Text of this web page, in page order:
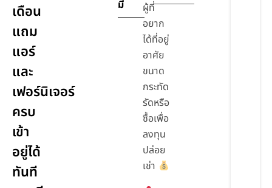
เดือน
แถม
แอร์
และ
เฟอร์นิเจอร์
ครบ
เข้า
อยู่ได้
ทันที
มี
ผู้ที่
อยาก
ได้ที่อยู่
อาศัย
ขนาด
กระทัด
รัดหรือ
ซื้อเพื่อ
ลงทุน
ปล่อย
เช่า